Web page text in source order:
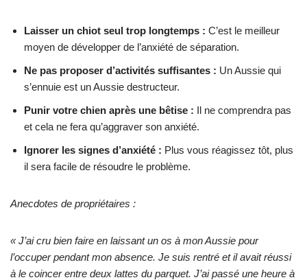
Laisser un chiot seul trop longtemps : C’est le meilleur
moyen de développer de l’anxiété de séparation.
Ne pas proposer d’activités suffisantes : Un Aussie qui
s’ennuie est un Aussie destructeur.
Punir votre chien après une bêtise : Il ne comprendra pas
et cela ne fera qu’aggraver son anxiété.
Ignorer les signes d’anxiété : Plus vous réagissez tôt, plus
il sera facile de résoudre le problème.
Anecdotes de propriétaires :
« J’ai cru bien faire en laissant un os à mon Aussie pour
l’occuper pendant mon absence. Je suis rentré et il avait réussi
à le coincer entre deux lattes du parquet. J’ai passé une heure à